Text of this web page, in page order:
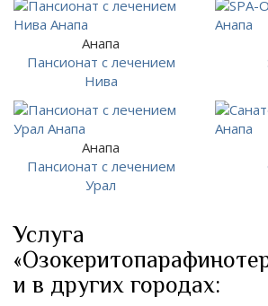
Анапа
Пансионат с лечением
Нива
Анапа
Пансионат с лечением
Урал
Услуга
и в других городах: